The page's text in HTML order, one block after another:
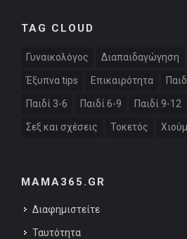
TAG CLOUD
Γυναικολόγος Διαπαιδαγώγηση
Έξυπνα tips Επικαιρότητα
Παιδί 3-6 Παιδί 6-9 Παιδί 9-12
Σεξ και σχέσεις Τοκετός
MAMA365.GR
Διαφημιστείτε
Ταυτότητα